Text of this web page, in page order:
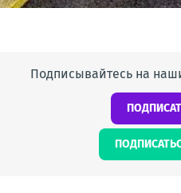
Подписывайтесь на